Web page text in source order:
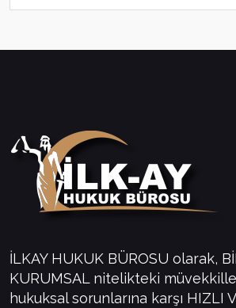
İLKAY HUKUK BÜROSU olarak,
KURUMSAL nitelikteki
hukuksal sorunlarına karşı HIZLI